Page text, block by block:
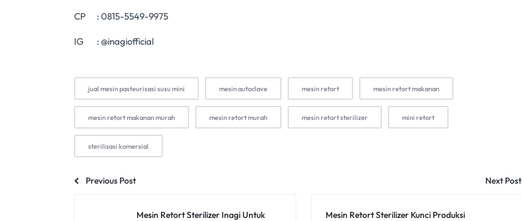
CP : 0815-5549-9975
IG : @inagiofficial
jual mesin pasteurisasi susu mini mesin autoclave mesin retort mesin retort makanan
mesin retort makanan murah mesin retort murah mesin retort sterilizer mini retort
sterilisasi komersial
Previous Post Next Post
Mesin Retort Sterilizer Inagi Untuk
Mesin Retort Sterilizer Kunci Produksi